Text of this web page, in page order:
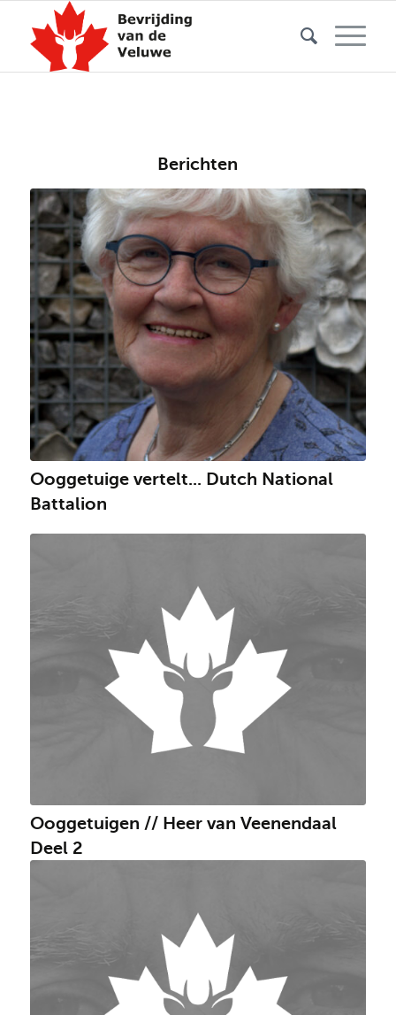
Berichten
Ooggetuige vertelt... Dutch National
Battalion
Ooggetuigen // Heer van Veenendaal
Deel 2